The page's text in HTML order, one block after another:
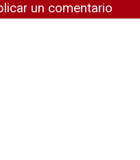
un comentario